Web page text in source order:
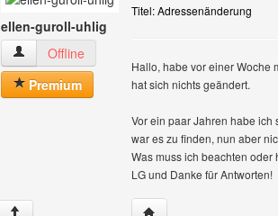
ellen-guroll-uhlig
ellen-guroll-uhlig Benutzer-Profile anzeigen
Offline
Premium
Titel: Adressenänderung
Hallo, habe vor einer Woche
hat sich nichts geändert.
Vor ein paar Jahren habe
war es zu finden, nun aber
Was muss ich beachten
LG und Danke für Antworten!
↑ Website dieses